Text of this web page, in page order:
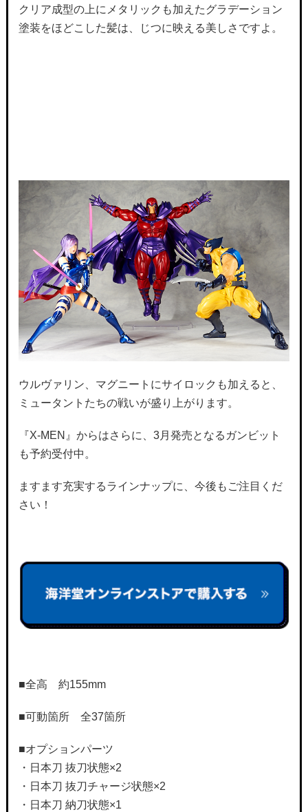
クリア成型の上にメタリックも加えたグラデーション
塗装をほどこした髪は、じつに映える美しさですよ。
ウルヴァリン、マグニートにサイロックも加えると、
ミュータントたちの戦いが盛り上がります。
『X-MEN』からはさらに、3月発売となるガンビット
も予約受付中。
ますます充実するラインナップに、今後もご注目くだ
さい！
■全高 約155mm
■可動箇所 全37箇所
■オプションパーツ
・日本刀 抜刀状態×2
・日本刀 抜刀チャージ状態×2
・日本刀 納刀状態×1